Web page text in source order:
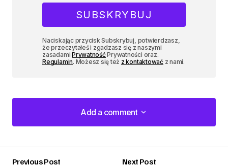
Naciskając przycisk Subskrybuj, potwierdzasz,
że przeczytałeś i zgadzasz się z naszymi
zasadamiPrywatnośćPrywatności oraz.
Regulamin. Możesz się też z kontaktowaćz nami.
Add a comment
Add a comment
Previous Post
Next Post